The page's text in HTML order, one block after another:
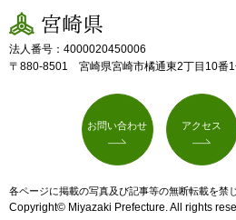
宮崎県
法人番号：4000020450006
〒880-8501 宮崎県宮崎市橘通東2丁目10番
お問い合わせ アクセス
各ページに掲載の写真及び記事等の無断転載を禁じ
Copyright© Miyazaki Prefecture. All rights